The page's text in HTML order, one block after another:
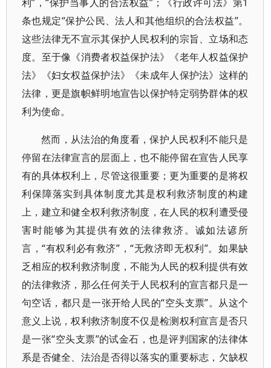
条也规定“保护公民、法人和其他组织的合法权益”。
这些法律无不宣示其保护人民权利的宗旨、立场和态
度。至于像《消费者权益保护法》《老年人权益保护
法》《妇女权益保护法》《未成年人保护法》这样的
法律，更是旗帜鲜明地宣告以保护特定弱势群体的权
利为使命。
然而，从法治的角度看，保护人民权利不能只是
停留在法律宣言的层面上，也不能停留在宣告人民享
有的具体权利上，尽管这很重要；更为重要的是将权
利保障落实到具体制度尤其是权利救济制度的构建
上，建立和健全权利救济制度，在人民的权利遭受侵
害时能够为其提供有效的法律救济。诚如法谚所
言，“有权利必有救济”，“无救济即无权利”。如果缺
乏相应的权利救济制度，不能为人民的权利提供有效
的法律救济，那么任何关于人民权利的宣言都只是一
句空话，都只是一张开给人民的“空头支票”。从这个
意义上说，权利救济制度不仅是检测权利宣言是否只
是一张“空头支票”的试金石，也是评判国家的法律体
系是否健全、法治是否得以落实的重要标志，欠缺权